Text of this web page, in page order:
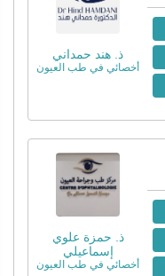
ذ. هند حمداني
أخصائي في طب العيون
ذ. حمزة علوي
إسماعيلي
أخصائي في طب العيون